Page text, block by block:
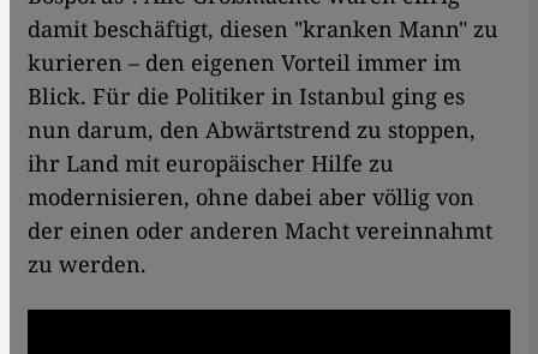
damit beschäftigt, diesen "kranken Mann" zu
kurieren – den eigenen Vorteil immer im
Blick. Für die Politiker in Istanbul ging es
nun darum, den Abwärtstrend zu stoppen,
ihr Land mit europäischer Hilfe zu
modernisieren, ohne dabei aber völlig von
der einen oder anderen Macht vereinnahmt
zu werden.